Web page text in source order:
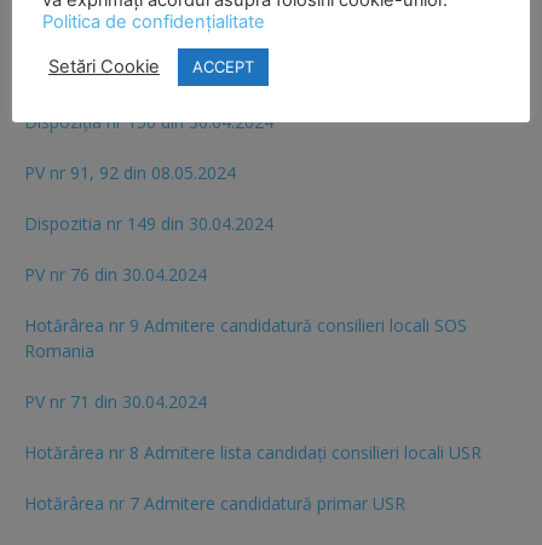
Dispoziția nr 152 din 10.05.2024 privind delimitarea și
numerotarea secțiilor de votare din Comuna Prigoria
Dispoziția nr 150 din 30.04.2024
PV nr 91, 92 din 08.05.2024
Dispozitia nr 149 din 30.04.2024
PV nr 76 din 30.04.2024
Hotărârea nr 9 Admitere candidatură consilieri locali SOS
Romania
PV nr 71 din 30.04.2024
Hotărârea nr 8 Admitere lista candidaţi consilieri locali USR
Hotărârea nr 7 Admitere candidatură primar USR
Politica de confidențialitate
Setări Cookie ACCEPT